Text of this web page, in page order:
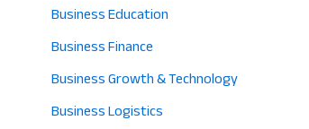
Business Education
Business Finance
Business Growth & Technology
Business Logistics